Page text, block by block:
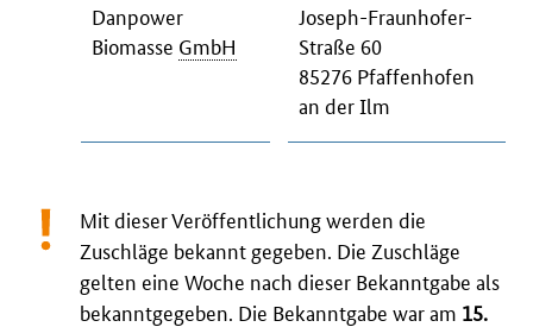
Danpower
Biomasse GmbH
Joseph-Fraunhofer-
Straße 60
85276 Pfaffenhofen
an der Ilm
Mit dieser Veröffentlichung werden die
Zuschläge bekannt gegeben. Die Zuschläge
gelten eine Woche nach dieser Bekanntgabe als
bekanntgegeben. Die Bekanntgabe war am 15.